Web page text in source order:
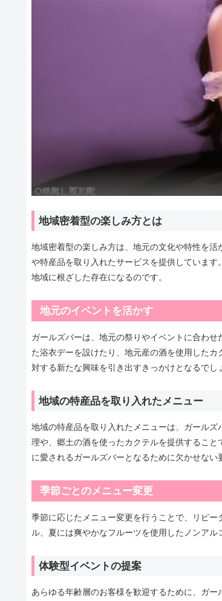
地域密着型の楽しみ方とは
地域密着型の楽しみ方は、地元の文化や特性を
や特産品を取り入れたサービスを提供していま
地域に根ざした存在になるのです。
地元のイベントを活かす
ガールズバーは、地元の祭りやイベントに合わ
た浴衣デーを設けたり、地元産の酒を使用した
対する新たな興味を引き出すきっかけとなるでし
地域の特産品を取り入れたメニュー
地域の特産品を取り入れたメニューは、ガール
理や、郷土の酒を使ったカクテルを提供するこ
に愛されるガールズバーとなるために欠かせない
季節ごとのメニュー変更
季節に応じたメニュー変更を行うことで、リピ
ル、夏には爽やかなフルーツを使用したノンア
体験型イベントの提案
あらゆる年齢層のお客様を歓迎するために、ガ